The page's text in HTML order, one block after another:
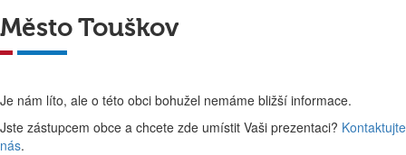
Město Touškov
Je nám líto, ale o této obci bohužel nemáme bližší informace.
Jste zástupcem obce a chcete zde umístit Vaši prezentaci? Kontaktujte
nás.